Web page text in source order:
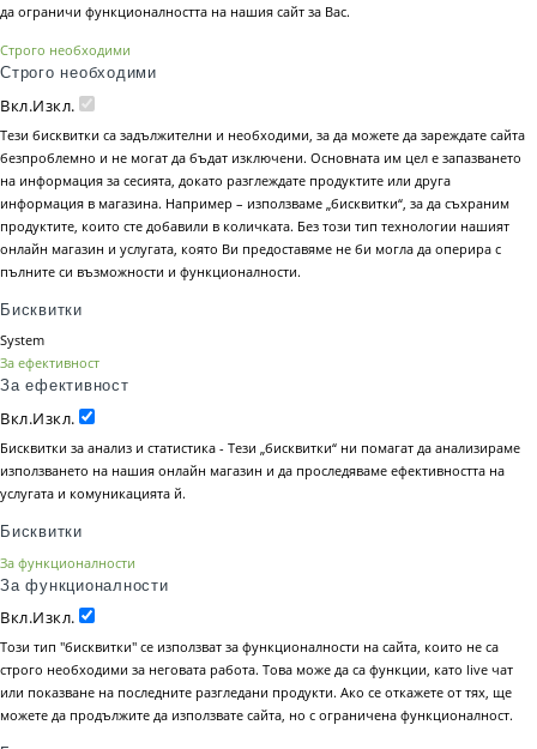
да ограничи функционалността на нашия сайт за Вас.
Строго необходими
Строго необходими
Вкл.Изкл.
Тези бисквитки са задължителни и необходими, за да можете да зареждате сайта
безпроблемно и не могат да бъдат изключени. Основната им цел е запазването
на информация за сесията, докато разглеждате продуктите или друга
информация в магазина. Например – използваме „бисквитки“, за да съхраним
продуктите, които сте добавили в количката. Без този тип технологии нашият
онлайн магазин и услугата, която Ви предоставяме не би могла да оперира с
пълните си възможности и функционалности.
Бисквитки
System
За ефективност
За ефективност
Вкл.Изкл.
Бисквитки за анализ и статистика - Тези „бисквитки“ ни помагат да анализираме
използването на нашия онлайн магазин и да проследяваме ефективността на
услугата и комуникацията й.
Бисквитки
За функционалности
За функционалности
Вкл.Изкл.
Този тип "бисквитки" се използват за функционалности на сайта, които не са
строго необходими за неговата работа. Това може да са функции, като live чат
или показване на последните разгледани продукти. Ако се откажете от тях, ще
можете да продължите да използвате сайта, но с ограничена функционалност.